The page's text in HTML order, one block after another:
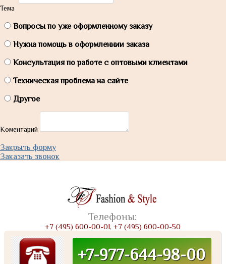
Тема
Вопросы по уже оформленному заказу
Нужна помощь в оформленнии заказа
Консультация по работе с оптовыми клиентами
Техническая проблема на сайте
Другое
Коментарий
Закрыть форму
Заказать звонок
Телефоны:
+7 (495) 600-00-01, +7 (495) 600-00-50
+7-977-644-98-00